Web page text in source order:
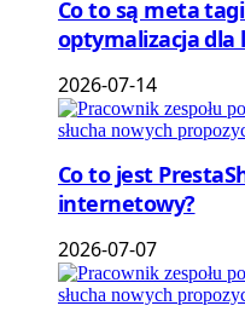
Co to są meta
optymalizacja dla
2026-07-14
Co to jest
internetowy?
2026-07-07